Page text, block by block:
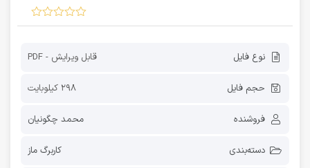
نوع فایل قابل ویرایش - PDF
حجم فایل 298 کیلوبایت
فروشنده محمد چگونیان
دسته‌بندی کاربرگ ماز